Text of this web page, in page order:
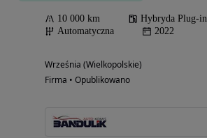
10 000 km
Hybryda Plug-in
Automatyczna
2022
Września (Wielkopolskie)
Firma • Opublikowano